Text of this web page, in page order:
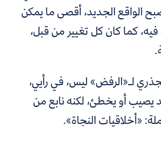
الواقع الجديد، أقصى ما يمكن
كما كان كل تغيير من قبل،
لـ«الرفض» ليس، في رأيي،
أو يخطئ، لكنه نابع من
«أخلاقيات النجاة».